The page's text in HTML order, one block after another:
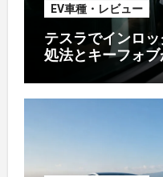
EV車種・レビュー
テスラでインロ
処法とキーフォ